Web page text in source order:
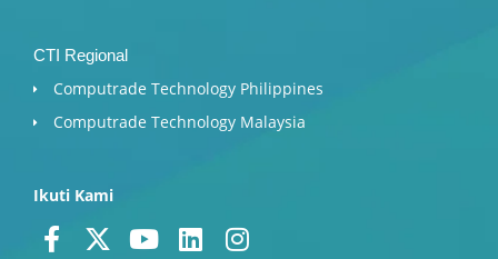
CTI Regional
Computrade Technology Philippines
Computrade Technology Malaysia
Ikuti Kami
F X Y L I